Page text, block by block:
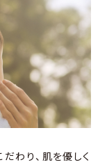
わり、 肌を優しく